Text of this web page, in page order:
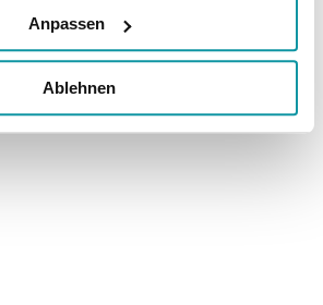
Anpassen
Ablehnen